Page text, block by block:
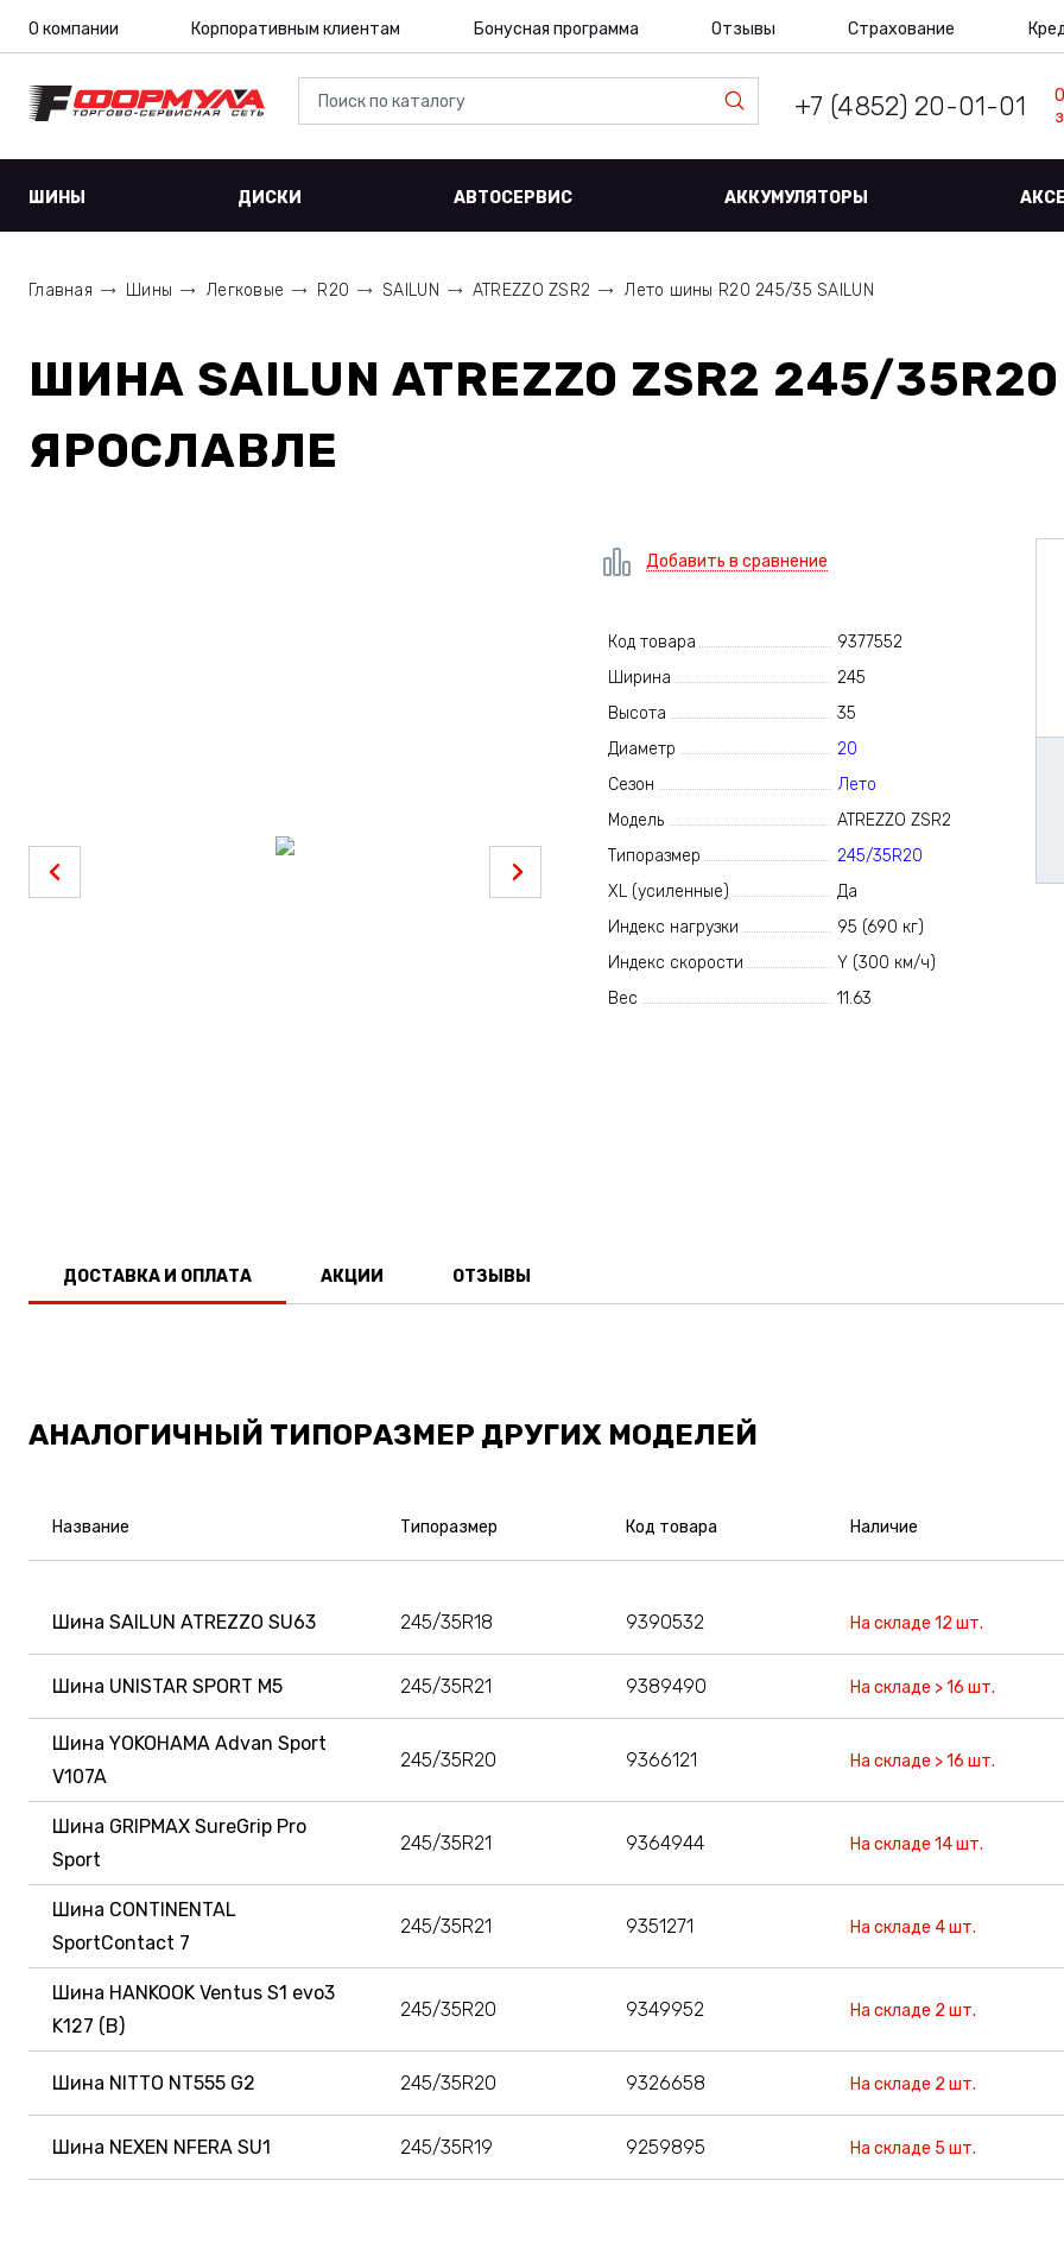
О компании Корпоративным клиентам Бонусная программа Отзывы Страхование
+7 (4852) 20-01-01
ШИНЫ ДИСКИ АВТОСЕРВИС АККУМУЛЯТОРЫ
Главная Шины Легковые R20 SAILUN ATREZZO ZSR2 Лето шины R20 245/35 SAILUN
ШИНА SAILUN ATREZZO ZSR2 245/
ЯРОСЛАВЛЕ
Добавить в сравнение
Код товара
9377552
Ширина
245
Высота
35
Диаметр
20
Сезон
Лето
Модель
ATREZZO ZSR2
Типоразмер
245/35R20
XL (усиленные)
Да
Индекс нагрузки
95 (690 кг)
Индекс скорости
Y (300 км/ч)
Вес
11.63
ДОСТАВКА И ОПЛАТА АКЦИИ ОТЗЫВЫ
АНАЛОГИЧНЫЙ ТИПОРАЗМЕР ДРУГИХ МОДЕЛЕЙ
Название Типоразмер Код товара Наличие
Шина SAILUN ATREZZO SU63 245/35R18 9390532 На складе 12 шт.
Шина UNISTAR SPORT M5 245/35R21 9389490 На складе > 16 шт.
Шина YOKOHAMA Advan Sport
V107A
245/35R20 9366121 На складе > 16 шт.
Шина GRIPMAX SureGrip Pro
Sport
245/35R21 9364944 На складе 14 шт.
Шина CONTINENTAL
SportContact 7
245/35R21 9351271 На складе 4 шт.
Шина HANKOOK Ventus S1 evo3
K127 (B)
245/35R20 9349952 На складе 2 шт.
Шина NITTO NT555 G2 245/35R20 9326658 На складе 2 шт.
Шина NEXEN NFERA SU1 245/35R19 9259895 На складе 5 шт.